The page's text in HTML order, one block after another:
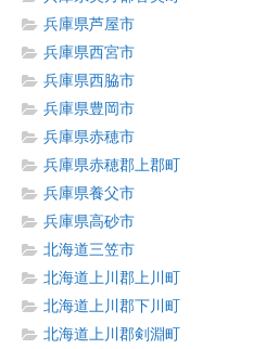
兵庫県芦屋市
兵庫県西宮市
兵庫県西脇市
兵庫県豊岡市
兵庫県赤穂市
兵庫県赤穂郡上郡町
兵庫県養父市
兵庫県高砂市
北海道三笠市
北海道上川郡上川町
北海道上川郡下川町
北海道上川郡剣淵町